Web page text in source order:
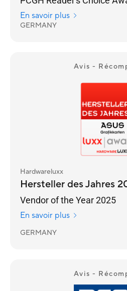
En savoir plus
GERMANY
Avis -
Hardwareluxx
Hersteller des Jahres
Vendor of the Year 2025
En savoir plus
GERMANY
Avis -